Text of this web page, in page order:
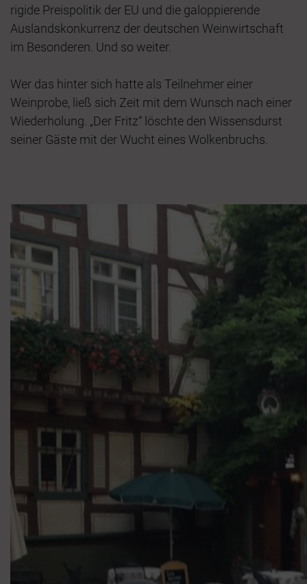
rigide Preispolitik der EU und die galoppierende
Auslandskonkurrenz der deutschen Weinwirtschaft
im Besonderen. Und so weiter.
Wer das hinter sich hatte als Teilnehmer einer
Weinprobe, ließ sich Zeit mit dem Wunsch nach einer
Wiederholung. „Der Fritz“ löschte den Wissensdurst
seiner Gäste mit der Wucht eines Wolkenbruchs.